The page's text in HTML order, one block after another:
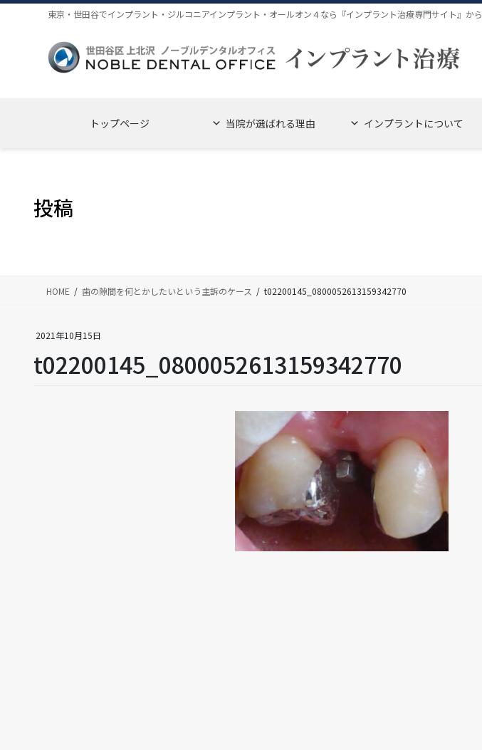
コ
ナ
東京・世田谷でインプラント・ジルコニアインプラント・オールオン４なら『インプラント治療専門サイト』から
トップページ 当院が選ばれる理由 インプラントについて
投稿
HOME 歯の隙間を何とかしたいという主訴のケース t02200145_0800052613159342770
2021年10月15日
t02200145_0800052613159342770